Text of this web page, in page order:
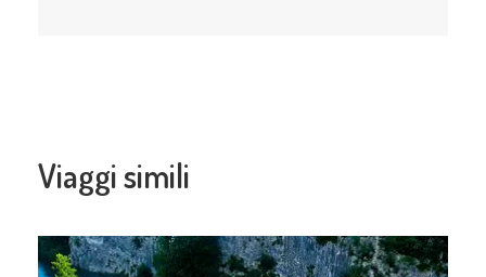
Viaggi simili